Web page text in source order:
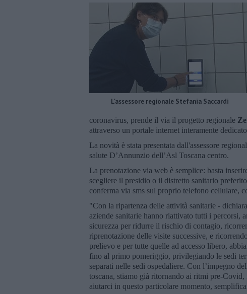
L'assessore regionale Stefania Saccardi
coronavirus, prende il via il progetto regionale
attraverso un portale internet interamente dedicato
La novità è stata presentata dall'assessore
salute D’Annunzio dell’Asl Toscana centro.
La prenotazione via web è semplice: basta
scegliere il presidio o il distretto sanitario
conferma via sms sul proprio telefono cellulare,
"Con la ripartenza delle attività sanitarie -
aziende sanitarie hanno riattivato tutti i percorsi,
sicurezza per ridurre il rischio di contagio,
riprenotazione delle visite successive, e
prelievo e per tutte quelle ad accesso libero,
fino al primo pomeriggio, privilegiando le sedi
separati nelle sedi ospedaliere. Con l’impegno
toscana, stiamo già ritornando ai ritmi pre-
aiutarci in questo particolare momento,